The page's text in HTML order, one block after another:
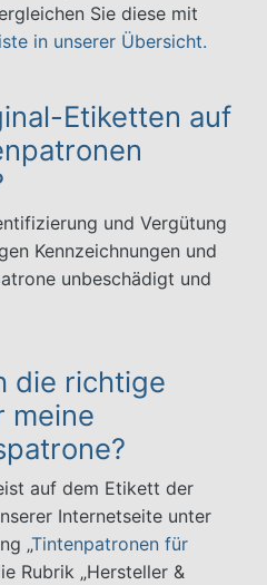
Sie diese mit
in unserer Übersicht.
Etiketten auf
und Vergütung
Kennzeichnungen und
unbeschädigt und
die richtige
meine
auf dem Etikett der
Internetseite unter
„Tintenpatronen für
Rubrik „Hersteller &